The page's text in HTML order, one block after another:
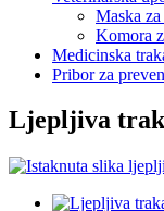
Maska
Komora
Medicinska
Pribor za
Ljepljiva